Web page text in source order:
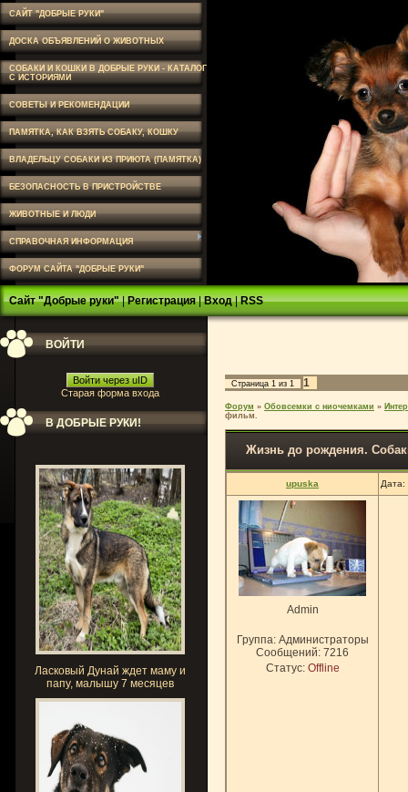
САЙТ "ДОБРЫЕ РУКИ"
ДОСКА ОБЪЯВЛЕНИЙ О ЖИВОТНЫХ
СОБАКИ И КОШКИ В ДОБРЫЕ РУКИ - КАТАЛОГ
С ИСТОРИЯМИ
СОВЕТЫ И РЕКОМЕНДАЦИИ
ПАМЯТКА, КАК ВЗЯТЬ СОБАКУ, КОШКУ
ВЛАДЕЛЬЦУ СОБАКИ ИЗ ПРИЮТА (ПАМЯТКА)
БЕЗОПАСНОСТЬ В ПРИСТРОЙСТВЕ
ЖИВОТНЫЕ И ЛЮДИ
СПРАВОЧНАЯ ИНФОРМАЦИЯ
ФОРУМ САЙТА "ДОБРЫЕ РУКИ"
Сайт "Добрые руки"|Регистрация|Вход|RSS
ВОЙТИ
Войти через uID
Старая форма входа
В ДОБРЫЕ РУКИ!
Ласковый Дунай ждет маму и
папу, малышу 7 месяцев
Страница 1 из 1 1
Форум » Обовсемки с ниочемками »
фильм.
Жизнь до рождения.
upuska
Admin
Группа: Администраторы
Сообщений: 7216
Статус: Offline